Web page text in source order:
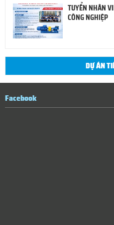
TUYỂN NHÂN
CÔNG NGHIỆP
DỰ ÁN
Facebook